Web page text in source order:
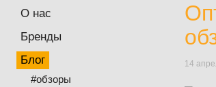
14
О нас
Бренды
Блог
#обзоры